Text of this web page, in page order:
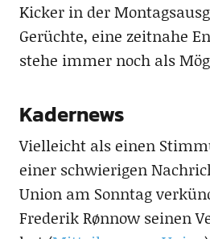
Kicker in der
Gerüchte, eine zeitnahe
stehe immer noch als
Kadernews
Vielleicht als einen
einer schwierigen
Union am Sonntag
Frederik Rønnow seinen